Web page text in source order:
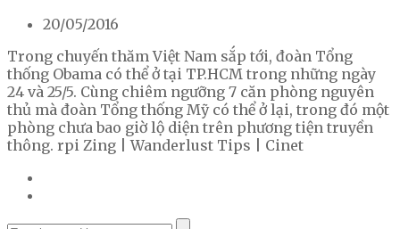
20/05/2016
Trong chuyến thăm Việt Nam sắp tới, đoàn Tổng
thống Obama có thể ở tại TP.HCM trong những ngày
24 và 25/5. Cùng chiêm ngưỡng 7 căn phòng nguyên
thủ mà đoàn Tổng thống Mỹ có thể ở lại, trong đó một
phòng chưa bao giờ lộ diện trên phương tiện truyền
thông. rpi Zing | Wanderlust Tips | Cinet